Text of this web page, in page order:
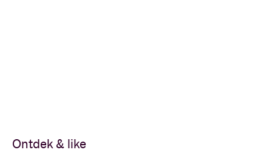
Ontdek & like